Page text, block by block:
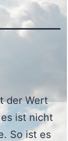
der Wert
ist nicht
So ist es